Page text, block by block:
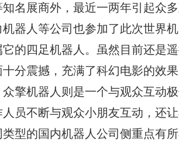
名展商外，最近一两年引起众
器人等公司也参加了此次世界
的四足机器人。虽然目前还是
分震撼，充满了科幻电影的效
擎机器人则是一个与观众互动
员不断与观众小朋友互动，还
型的国内机器人公司侧重点有